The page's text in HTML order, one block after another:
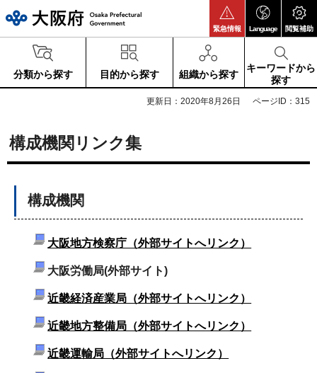
緊急情報 Language 閲覧補助
分類から探す 目的から探す 組織から探す
キーワードから
探す
更新日：2020年8月26日 ページID：315
構成機関リンク集
構成機関
大阪地方検察庁（外部サイトへリンク）
大阪労働局(外部サイト)
近畿経済産業局（外部サイトへリンク）
近畿地方整備局（外部サイトへリンク）
近畿運輸局（外部サイトへリンク）